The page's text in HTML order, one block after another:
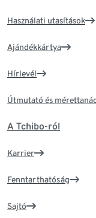
Használati utasítások
Ajándékkártya
Hírlevél
Útmutató és
A Tchibo-ról
Karrier
Fenntarthatóság
Sajtó